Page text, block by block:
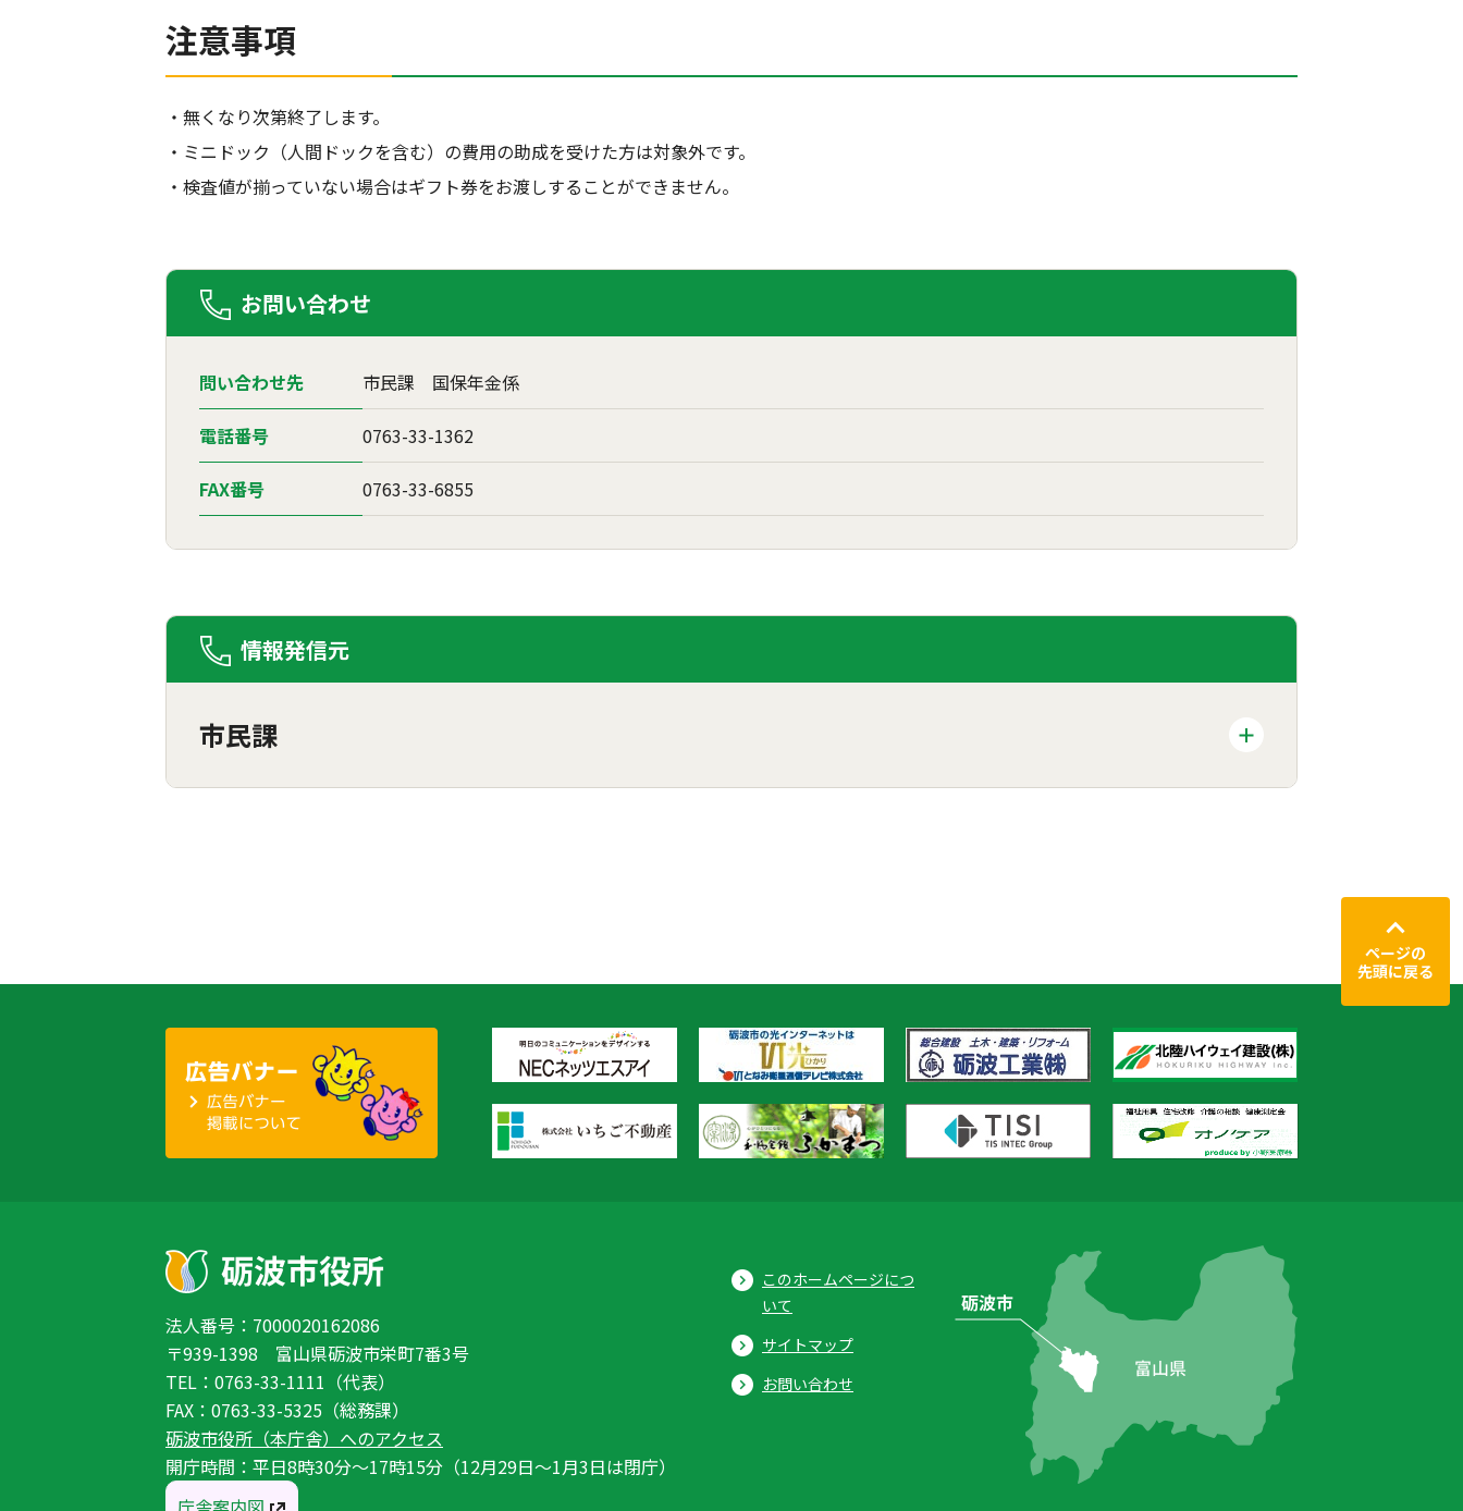
注意事項
・無くなり次第終了します。
・ミニドック（人間ドックを含む）の費用の助成を受けた方は対象外です。
・検査値が揃っていない場合はギフト券をお渡しすることができません。
お問い合わせ
問い合わせ先 市民課 国保年金係
電話番号 0763-33-1362
FAX番号 0763-33-6855
情報発信元
市民課
ページの
先頭に戻る
法人番号：7000020162086
〒939-1398 富山県砺波市栄町7番3号
TEL：0763-33-1111（代表）
FAX：0763-33-5325（総務課）
砺波市役所（本庁舎）へのアクセス
開庁時間：平日8時30分〜17時15分（12月29日〜1月3日は閉庁）
このホームページにつ
いて
サイトマップ
お問い合わせ